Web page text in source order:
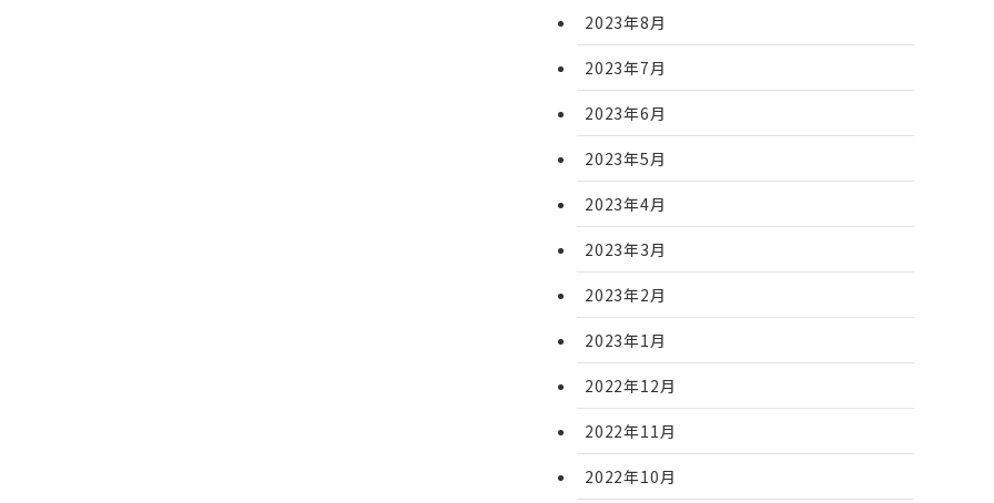
2023年8月
2023年7月
2023年6月
2023年5月
2023年4月
2023年3月
2023年2月
2023年1月
2022年12月
2022年11月
2022年10月